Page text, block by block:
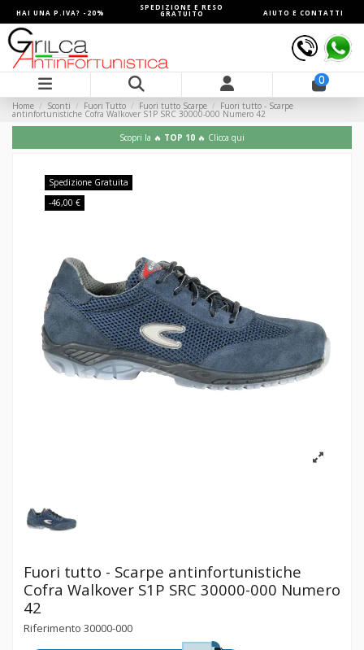
HAI UNA P.IVA? -20%
SPEDIZIONE E RESO
GRATUITO AIUTO E CONTATTI
0
Home Sconti Fuori Tutto Fuori tutto Scarpe Fuori tutto - Scarpe
antinfortunistiche Cofra Walkover S1P SRC 30000-000 Numero 42
Scopri la 🔥 TOP 10 🔥 Clicca qui
Spedizione Gratuita
-46,00 €
Fuori tutto - Scarpe antinfortunistiche
Cofra Walkover S1P SRC 30000-000 Numero
42
Riferimento 30000-000